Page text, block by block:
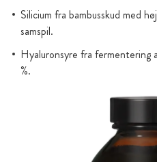
Silicium fra bambusskud med
samspil.
Hyaluronsyre fra fermentering
%.